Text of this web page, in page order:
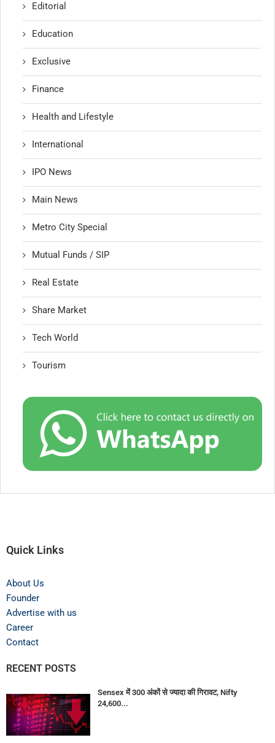
Editorial
Education
Exclusive
Finance
Health and Lifestyle
International
IPO News
Main News
Metro City Special
Mutual Funds / SIP
Real Estate
Share Market
Tech World
Tourism
Quick Links
About Us
Founder
Advertise with us
Career
Contact
RECENT POSTS
Sensex में 300 अंकों से ज्यादा की गिरावट, Nifty
24,600...